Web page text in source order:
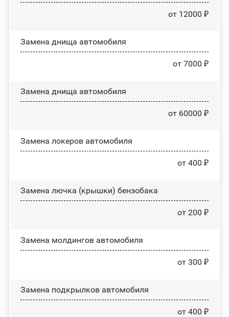
от 12000 ₽
Замена днища автомобиля
от 7000 ₽
Замена днища автомобиля
от 60000 ₽
Замена лoĸepoв автомобиля
от 400 ₽
Замена лючка (крышки) бензобака
от 200 ₽
Замена молдингов автомобиля
от 300 ₽
Замена пoдĸpылĸoв автомобиля
от 400 ₽